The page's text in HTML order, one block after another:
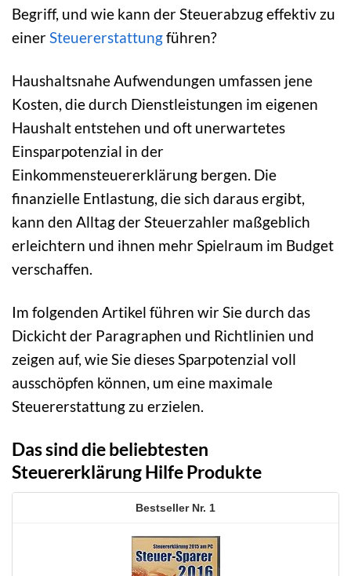
Begriff, und wie kann der Steuerabzug effektiv zu
einerSteuererstattungführen?
Haushaltsnahe Aufwendungen umfassen jene
Kosten, die durch Dienstleistungen im eigenen
Haushalt entstehen und oft unerwartetes
Einsparpotenzial in der
Einkommensteuererklärung bergen. Die
finanzielle Entlastung, die sich daraus ergibt,
kann den Alltag der Steuerzahler maßgeblich
erleichtern und ihnen mehr Spielraum im Budget
verschaffen.
Im folgenden Artikel führen wir Sie durch das
Dickicht der Paragraphen und Richtlinien und
zeigen auf, wie Sie dieses Sparpotenzial voll
ausschöpfen können, um eine maximale
Steuererstattung zu erzielen.
Das sind die beliebtesten
Steuererklärung Hilfe Produkte
1